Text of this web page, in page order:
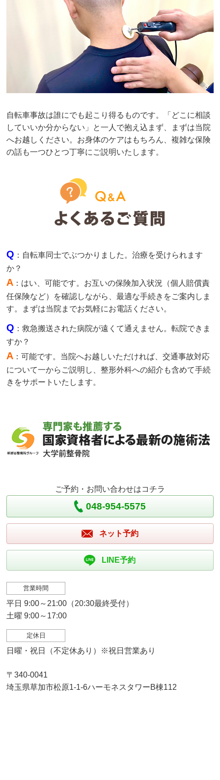
自転車事故は誰にでも起こり得るものです。「どこに相談
していいか分からない」と一人で抱え込まず、まずは当院
へお越しください。お身体のケアはもちろん、複雑な保険
の話も一つひとつ丁寧にご説明いたします。
Q ：自転車同士でぶつかりました。治療を受けられます
か？
A ：はい、可能です。お互いの保険加入状況（個人賠償責
任保険など）を確認しながら、最適な手続きをご案内しま
す。まずは当院までお気軽にお電話ください。
Q ：救急搬送された病院が遠くて通えません。転院できま
すか？
A ：可能です。当院へお越しいただければ、交通事故対応
について一からご説明し、整形外科への紹介も含めて手続
きをサポートいたします。
ご予約・お問い合わせはコチラ
048-954-5575
ネット予約
LINE予約
営業時間
平日 9:00～21:00（20:30最終受付）
土曜 9:00～17:00
定休日
日曜・祝日（不定休あり）※祝日営業あり
〒340-0041
埼玉県草加市松原1-1-6ハーモネスタワーB棟112